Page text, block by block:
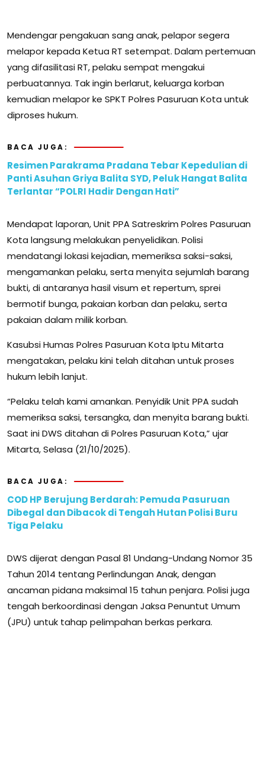
Mendengar pengakuan sang anak, pelapor segera
melapor kepada Ketua RT setempat. Dalam pertemuan
yang difasilitasi RT, pelaku sempat mengakui
perbuatannya. Tak ingin berlarut, keluarga korban
kemudian melapor ke SPKT Polres Pasuruan Kota untuk
diproses hukum.
BACA JUGA:
Resimen Parakrama Pradana Tebar Kepedulian di
Panti Asuhan Griya Balita SYD, Peluk Hangat Balita
Terlantar “POLRI Hadir Dengan Hati”
Mendapat laporan, Unit PPA Satreskrim Polres Pasuruan
Kota langsung melakukan penyelidikan. Polisi
mendatangi lokasi kejadian, memeriksa saksi-saksi,
mengamankan pelaku, serta menyita sejumlah barang
bukti, di antaranya hasil visum et repertum, sprei
bermotif bunga, pakaian korban dan pelaku, serta
pakaian dalam milik korban.
Kasubsi Humas Polres Pasuruan Kota Iptu Mitarta
mengatakan, pelaku kini telah ditahan untuk proses
hukum lebih lanjut.
“Pelaku telah kami amankan. Penyidik Unit PPA sudah
memeriksa saksi, tersangka, dan menyita barang bukti.
Saat ini DWS ditahan di Polres Pasuruan Kota,” ujar
Mitarta, Selasa (21/10/2025).
BACA JUGA:
COD HP Berujung Berdarah: Pemuda Pasuruan
Dibegal dan Dibacok di Tengah Hutan Polisi Buru
Tiga Pelaku
DWS dijerat dengan Pasal 81 Undang-Undang Nomor 35
Tahun 2014 tentang Perlindungan Anak, dengan
ancaman pidana maksimal 15 tahun penjara. Polisi juga
tengah berkoordinasi dengan Jaksa Penuntut Umum
(JPU) untuk tahap pelimpahan berkas perkara.